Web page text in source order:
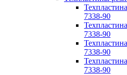
7338-90
7338-90
7338-90
7338-90